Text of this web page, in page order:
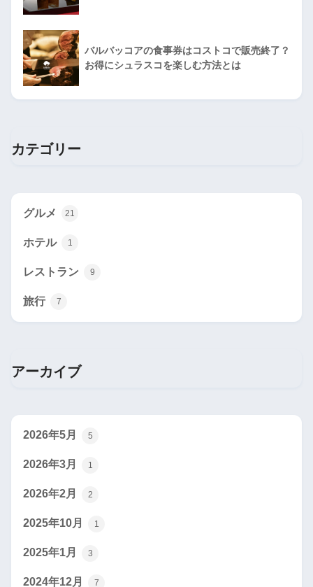
バルバッコアの食事券はコストコで販売終了？
お得にシュラスコを楽しむ方法とは
カテゴリー
グルメ 21
ホテル 1
レストラン 9
旅行 7
アーカイブ
2026年5月 5
2026年3月 1
2026年2月 2
2025年10月 1
2025年1月 3
2024年12月 7